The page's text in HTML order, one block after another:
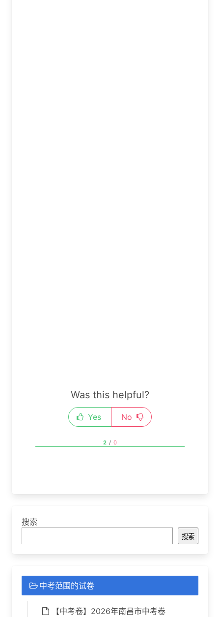
Was this helpful?
Yes No
2 / 0
搜索
搜索
中考范围的试卷
【中考卷】2026年南昌市中考卷